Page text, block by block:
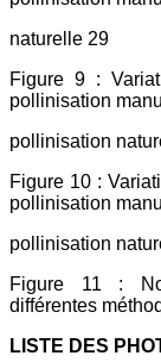
naturelle 29
Figure 9 :
pollinisation
pollinisation
Figure 10 :
pollinisation
pollinisation
Figure 11 :
différentes
LISTE DES